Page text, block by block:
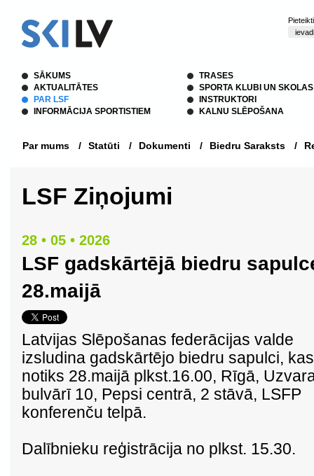
SĀKUMS
AKTUALITĀTES
PAR LSF
INFORMĀCIJA SPORTISTIEM
TRASES
SPORTA KLUBI UN SKOLAS
INSTRUKTORI
KALNU SLĒPOŠANA
Par mums / Statūti / Dokumenti / Biedru Saraksts /
LSF Ziņojumi
28 • 05 • 2026
LSF gadskārtējā biedru
28.maijā
Latvijas Slēpošanas federācijas valde
izsludina gadskārtējo biedru sapulci, kas
notiks 28.maijā plkst.16.00, Rīgā,
bulvārī 10, Pepsi centrā, 2 stāvā, LSFP
konferenču telpā.
Dalībnieku reģistrācija no plkst. 15.30.